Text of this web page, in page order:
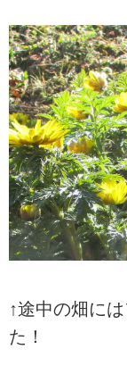
↑途中の畑に
た！